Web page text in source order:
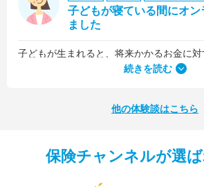
子どもが寝ている間にオン
ました
何より、とても親身になって対応してくださって大満足。うちと同じように子どもの将来のお金
続きを読む
他の体験談はこちら
保険チャンネルが選